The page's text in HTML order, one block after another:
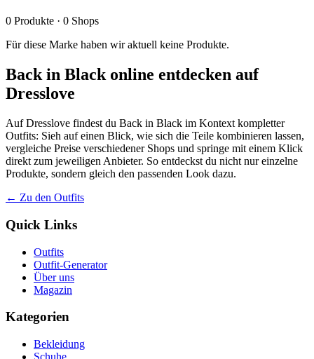
0 Produkte · 0 Shops
Für diese Marke haben wir aktuell keine Produkte.
Back in Black online entdecken auf
Dresslove
Auf Dresslove findest du Back in Black im Kontext kompletter
Outfits: Sieh auf einen Blick, wie sich die Teile kombinieren lassen,
vergleiche Preise verschiedener Shops und springe mit einem Klick
direkt zum jeweiligen Anbieter. So entdeckst du nicht nur einzelne
Produkte, sondern gleich den passenden Look dazu.
← Zu den Outfits
Quick Links
Outfits
Outfit-Generator
Über uns
Magazin
Kategorien
Bekleidung
Schuhe